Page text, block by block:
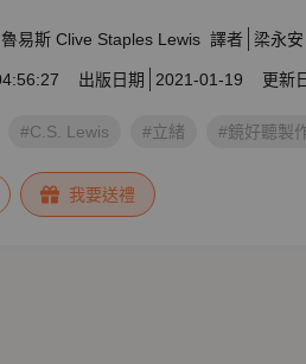
易斯 Clive Staples Lewis 譯者 梁永安
出版日期 2021-01-19 更新
#C.S. Lewis #立緒 #鏡好聽製
我要送禮